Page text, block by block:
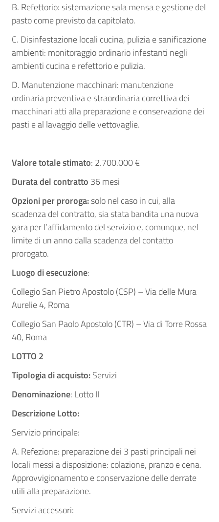
B. Refettorio: sistemazione sala mensa e gestione del
pasto come previsto da capitolato.
C. Disinfestazione locali cucina, pulizia e sanificazione
ambienti: monitoraggio ordinario infestanti negli
ambienti cucina e refettorio e pulizia.
D. Manutenzione macchinari: manutenzione
ordinaria preventiva e straordinaria correttiva dei
macchinari atti alla preparazione e conservazione dei
pasti e al lavaggio delle vettovaglie.
Valore totale stimato: 2.700.000 €
Durata del contratto 36 mesi
Opzioni per proroga:solo nel caso in cui, alla
scadenza del contratto, sia stata bandita una nuova
gara per l’affidamento del servizio e, comunque, nel
limite di un anno dalla scadenza del contatto
prorogato.
Luogo di esecuzione:
Collegio San Pietro Apostolo (CSP) – Via delle Mura
Aurelie 4, Roma
Collegio San Paolo Apostolo (CTR) – Via di Torre Rossa
40, Roma
LOTTO 2
Tipologia di acquisto:Servizi
Denominazione: Lotto II
Descrizione Lotto:
Servizio principale:
A. Refezione: preparazione dei 3 pasti principali nei
locali messi a disposizione: colazione, pranzo e cena.
Approvvigionamento e conservazione delle derrate
utili alla preparazione.
Servizi accessori: